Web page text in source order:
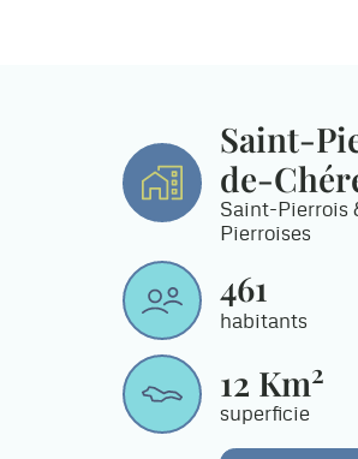
Saint-
de-
Saint-Pierrois
Pierroises
461
habitants
12 Km2
superficie